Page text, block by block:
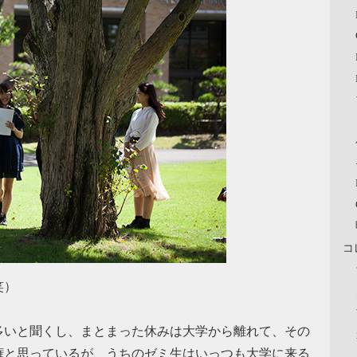
と聞くし、まとまった休みは大学から離れて、その
思っているが、うちのゼミ生はいっつも大学に来る